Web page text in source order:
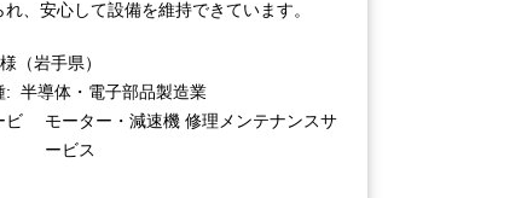
れ、安心して設備を維持できています。
（岩手県）
半導体・電子部品製造業
ビ
モーター・減速機 修理メンテナンスサ
ービス